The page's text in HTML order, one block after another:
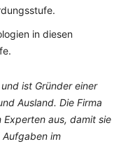
in diesen
ist Gründer einer
Ausland. Die Firma
aus, damit sie
im